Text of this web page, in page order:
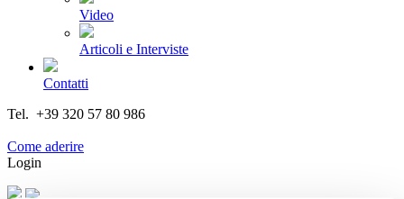
Video
Articoli e Interviste
Contatti
Tel. +39 320 57 80 986
Come aderire
Login